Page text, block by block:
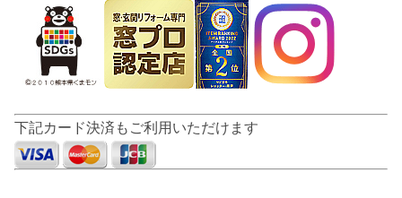
下記カード決済もご利用いただけます